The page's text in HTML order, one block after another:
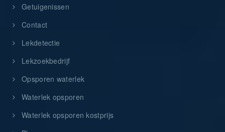
Getuigenissen
Contact
Lekdetectie
Lekzoekbedrijf
Opsporen waterlek
Waterlek opsporen
Waterlek opsporen kostprijs